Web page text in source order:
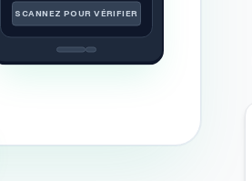
SCANNEZ POUR VÉRIFIER